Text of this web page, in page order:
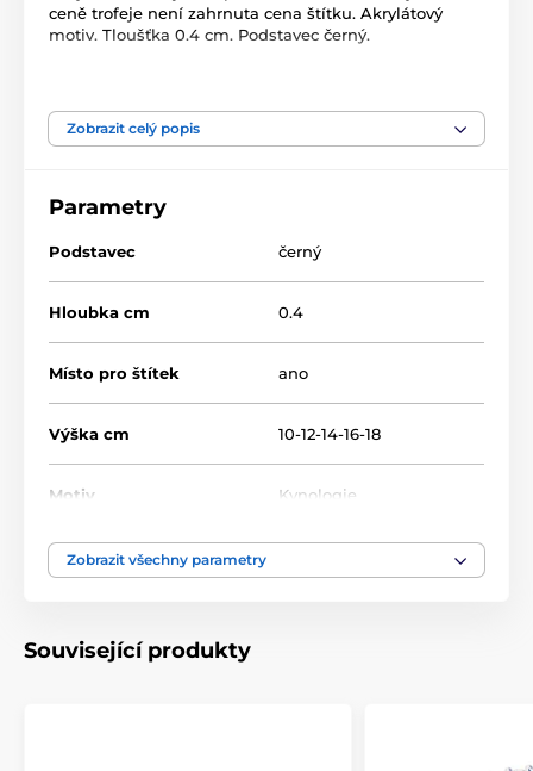
ceně trofeje není zahrnuta cena štítku. Akrylátový
motiv. Tloušťka 0.4 cm. Podstavec černý.
Kynologie Acrylic line
Zobrazit celý popis
Parametry
Podstavec černý
Hloubka cm 0.4
Místo pro štítek ano
Výška cm 10-12-14-16-18
Motiv Kynologie
Typ ocenění
Zobrazit všechny parametry
Související produkty